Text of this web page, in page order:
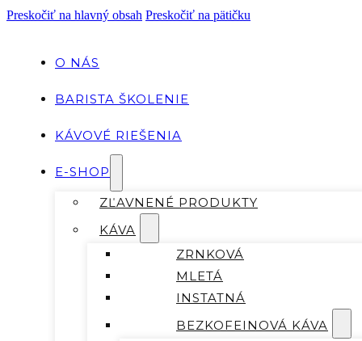
Preskočiť na hlavný obsah Preskočiť na pätičku
O NÁS
BARISTA ŠKOLENIE
KÁVOVÉ RIEŠENIA
E-SHOP
ZĽAVNENÉ PRODUKTY
KÁVA
ZRNKOVÁ
MLETÁ
INSTATNÁ
BEZKOFEINOVÁ KÁVA